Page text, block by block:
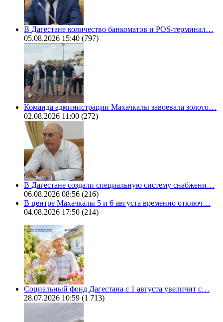
В Дагестане количество банкоматов и POS-терминал…
05.08.2026 15:40 (797)
Команда администрации Махачкалы завоевала золото…
02.08.2026 11:00 (272)
В Дагестане создали специальную систему снабжени…
06.08.2026 08:56 (216)
В центре Махачкалы 5 и 6 августа временно отключ…
04.08.2026 17:50 (214)
Социальный фонд Дагестана с 1 августа увеличит с…
28.07.2026 10:59 (1 713)